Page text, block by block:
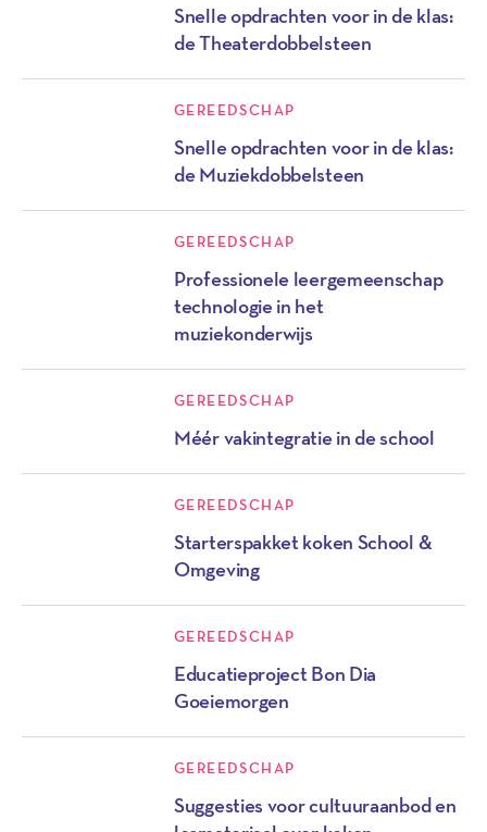
Snelle opdrachten voor in de klas:
de Theaterdobbelsteen
GEREEDSCHAP
Snelle opdrachten voor in de klas:
de Muziekdobbelsteen
GEREEDSCHAP
Professionele leergemeenschap
technologie in het
muziekonderwijs
GEREEDSCHAP
Méér vakintegratie in de school
GEREEDSCHAP
Starterspakket koken School &
Omgeving
GEREEDSCHAP
Educatieproject Bon Dia
Goeiemorgen
GEREEDSCHAP
Suggesties voor cultuuraanbod en